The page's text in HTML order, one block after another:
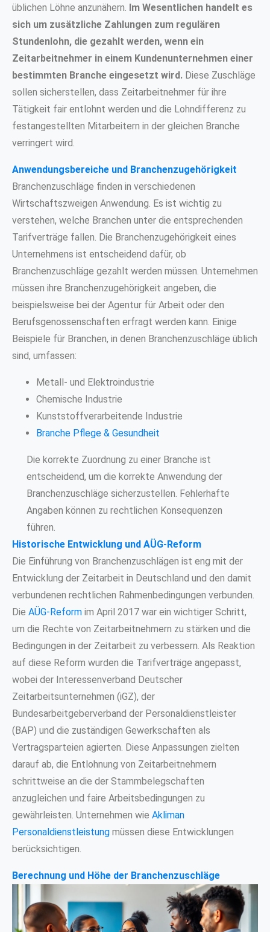
üblichen Löhne anzunähern. Im Wesentlichen handelt es
sich um zusätzliche Zahlungen zum regulären
Stundenlohn, die gezahlt werden, wenn ein
Zeitarbeitnehmer in einem Kundenunternehmen einer
bestimmten Branche eingesetzt wird. Diese Zuschläge
sollen sicherstellen, dass Zeitarbeitnehmer für ihre
Tätigkeit fair entlohnt werden und die Lohndifferenz zu
festangestellten Mitarbeitern in der gleichen Branche
verringert wird.
Anwendungsbereiche und Branchenzugehörigkeit
Branchenzuschläge finden in verschiedenen
Wirtschaftszweigen Anwendung. Es ist wichtig zu
verstehen, welche Branchen unter die entsprechenden
Tarifverträge fallen. Die Branchenzugehörigkeit eines
Unternehmens ist entscheidend dafür, ob
Branchenzuschläge gezahlt werden müssen. Unternehmen
müssen ihre Branchenzugehörigkeit angeben, die
beispielsweise bei der Agentur für Arbeit oder den
Berufsgenossenschaften erfragt werden kann. Einige
Beispiele für Branchen, in denen Branchenzuschläge üblich
sind, umfassen:
Metall- und Elektroindustrie
Chemische Industrie
Kunststoffverarbeitende Industrie
Branche Pflege & Gesundheit
Die korrekte Zuordnung zu einer Branche ist
entscheidend, um die korrekte Anwendung der
Branchenzuschläge sicherzustellen. Fehlerhafte
Angaben können zu rechtlichen Konsequenzen
führen.
Historische Entwicklung und AÜG-Reform
Die Einführung von Branchenzuschlägen ist eng mit der
Entwicklung der Zeitarbeit in Deutschland und den damit
verbundenen rechtlichen Rahmenbedingungen verbunden.
Die AÜG-Reform im April 2017 war ein wichtiger Schritt,
um die Rechte von Zeitarbeitnehmern zu stärken und die
Bedingungen in der Zeitarbeit zu verbessern. Als Reaktion
auf diese Reform wurden die Tarifverträge angepasst,
wobei der Interessenverband Deutscher
Zeitarbeitsunternehmen (iGZ), der
Bundesarbeitgeberverband der Personaldienstleister
(BAP) und die zuständigen Gewerkschaften als
Vertragsparteien agierten. Diese Anpassungen zielten
darauf ab, die Entlohnung von Zeitarbeitnehmern
schrittweise an die der Stammbelegschaften
anzugleichen und faire Arbeitsbedingungen zu
gewährleisten. Unternehmen wie Akliman
Personaldienstleistung müssen diese Entwicklungen
berücksichtigen.
Berechnung und Höhe der Branchenzuschläge